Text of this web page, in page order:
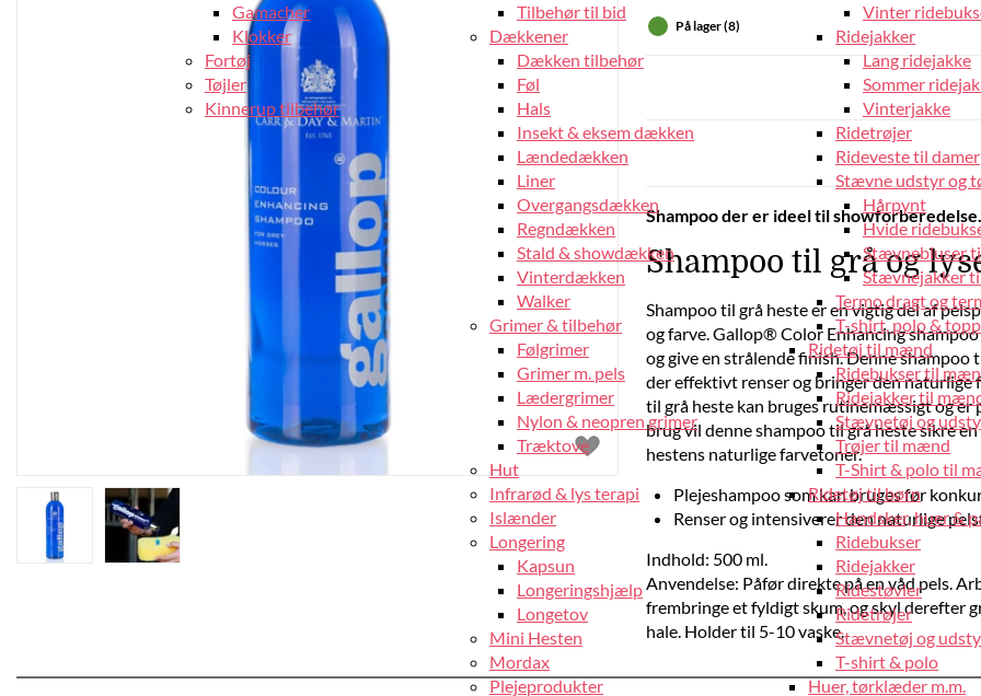
Gamacher
Klokker
Fortøj
Tøjler
Kinnerup tilbehør
Tilbehør til bid
Dækkener
Dækken tilbehør
Føl
Hals
Insekt & eksem dækken
Lændedækken
Liner
Overgangsdækken
Regndækken
Stald & showdækken
Vinterdækken
Walker
Grimer & tilbehør
Følgrimer
Grimer m. pels
Lædergrimer
Nylon & neopren grimer
Træktove
Hut
Infrarød & lys terapi
Islænder
Longering
Kapsun
Longeringshjælp
Longetov
Mini Hesten
Mordax
Plejeprodukter
Vinter
Ridejakker
Lang ridejakke
Sommer
Vinterjakke
Ridetrøjer
Rideveste til damer
Stævne udstyr og
Hårpynt
Hvide
Stævnebluser
Stævnejakker
Termo dragt og
T-shirt, polo &
Ridetøj til mænd
Ridebukser til
Ridejakker til
Stævnetøj og
Trøjer til mænd
T-Shirt & polo til
Ridetøj til børn
Handsker, huer &
Ridebukser
Ridejakker
Ridestøvler
Ridetrøjer
Stævnetøj og
T-shirt & polo
Huer, tørklæder m.m.
På lager (8)
Shampoo der er ideel til showforberedelse.
Shampoo til grå og
Shampoo til grå heste er en vigtig del af
og farve. Gallop® Color Enhancing
og give en strålende finish. Denne
der effektivt renser og bringer den naturlige
til grå heste kan bruges rutinemæssigt og
brug vil denne shampoo til grå heste sikre
hestens naturlige farvetoner.
Plejeshampoo som kan bruges før
Renser og intensiverer den naturlige
Indhold: 500 ml.
Anvendelse: Påfør direkte på en våd pels.
frembringe et fyldigt skum, og skyl derefter
hale. Holder til 5-10 vaske.